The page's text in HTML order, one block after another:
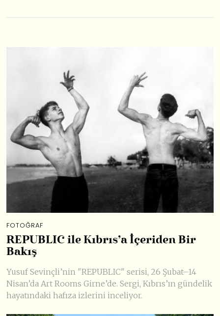
FOTOĞRAF
REPUBLIC ile Kıbrıs’a İçeriden Bir
Bakış
Yusuf Sevinçli’nin "REPUBLIC" serisi, 26 Şubat–14
Nisan’da Art Rooms Girne’de. Sergi, Kıbrıs’ın gündelik
hayatındaki hafıza izlerini inceliyor.